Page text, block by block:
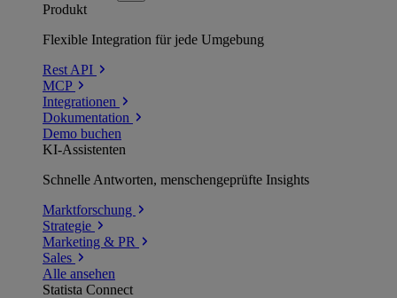
Produkt
Flexible Integration für jede Umgebung
Rest API
MCP
Integrationen
Dokumentation
Demo buchen
KI-Assistenten
Schnelle Antworten, menschengeprüfte Insights
Marktforschung
Strategie
Marketing & PR
Sales
Alle ansehen
Statista Connect